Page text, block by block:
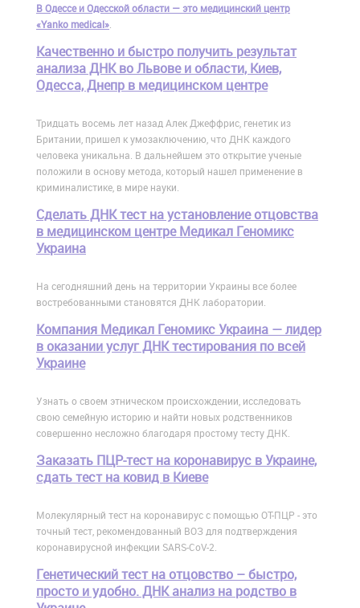
В Одессе и Одесской области — это медицинский центр
«Yanko medical».
Качественно и быстро получить результат
анализа ДНК во Львове и области, Киев,
Одесса, Днепр в медицинском центре
Тридцать восемь лет назад Алек Джеффрис, генетик из
Британии, пришел к умозаключению, что ДНК каждого
человека уникальна. В дальнейшем это открытие ученые
положили в основу метода, который нашел применение в
криминалистике, в мире науки.
Сделать ДНК тест на установление отцовства
в медицинском центре Медикал Геномикс
Украина
На сегодняшний день на территории Украины все более
востребованными становятся ДНК лаборатории.
Компания Медикал Геномикс Украина — лидер
в оказании услуг ДНК тестирования по всей
Украине
Узнать о своем этническом происхождении, исследовать
свою семейную историю и найти новых родственников
совершенно несложно благодаря простому тесту ДНК.
Заказать ПЦР-тест на коронавирус в Украине,
сдать тест на ковид в Киеве
Молекулярный тест на коронавирус с помощью ОТ-ПЦР - это
точный тест, рекомендованный ВОЗ для подтверждения
коронавирусной инфекции SARS-CoV-2.
Генетический тест на отцовство – быстро,
просто и удобно. ДНК анализ на родство в